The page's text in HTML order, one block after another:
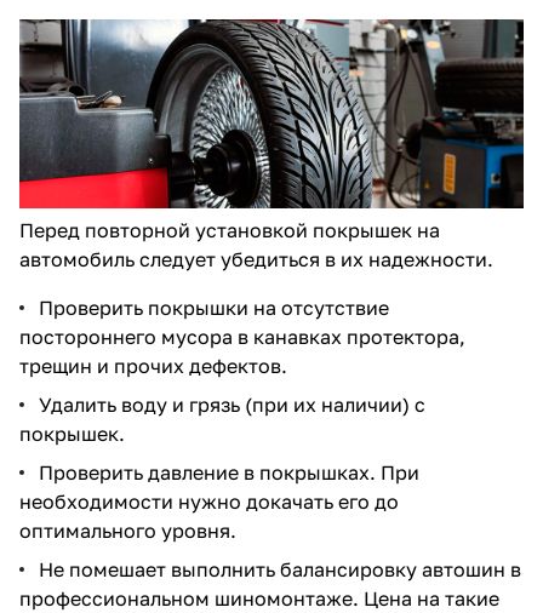
Перед повторной установкой покрышек на
автомобиль следует убедиться в их надежности.
Проверить покрышки на отсутствие
постороннего мусора в канавках протектора,
трещин и прочих дефектов.
Удалить воду и грязь (при их наличии) с
покрышек.
Проверить давление в покрышках. При
необходимости нужно докачать его до
оптимального уровня.
Не помешает выполнить балансировку автошин в
профессиональном шиномонтаже. Цена на такие